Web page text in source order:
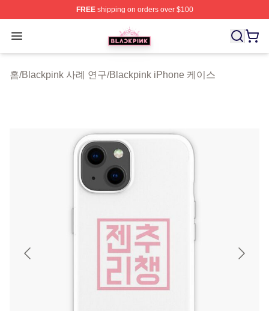
FREEshipping on orders over $100
Open menu
BLACKPINK Shop - Official BLACKPINK Merchandise
홈/Blackpink 사례 연구/Blackpink iPhone 케이스